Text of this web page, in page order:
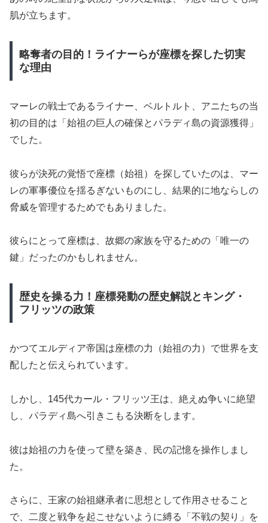
肌が立ちます。
略奪者の目的！ライナーらが座標を探した切実
な理由
マーレの戦士であるライナー、ベルトルト、アニたちの当
初の目的は「始祖の巨人の確保とパラディ島の資源獲得」
でした。
彼らが決死の覚悟で座標（始祖）を探していたのは、マー
レの軍事優位を揺るぎないものにし、結果的に地ならしの
脅威を管理するためでもありました。
彼らにとって座標は、故郷の家族を守るための「唯一の
鍵」だったのかもしれません。
歴史を操る力！座標発動の歴史解説とキング・
フリッツの政策
かつてエルディア帝国は座標の力（始祖の力）で世界を支
配したと伝えられています。
しかし、145代カール・フリッツ王は、絶えぬ争いに絶望
し、パラディ島へ引きこもる決断をします。
彼は始祖の力を使って壁を築き、民の記憶を操作しまし
た。
さらに、王家の始祖継承者に思想として作用させること
で、二度と戦争を起こせないように縛る「不戦の契り」を